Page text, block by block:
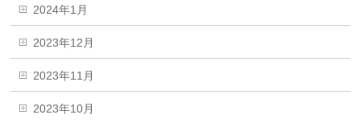
2024年1月
2023年12月
2023年11月
2023年10月